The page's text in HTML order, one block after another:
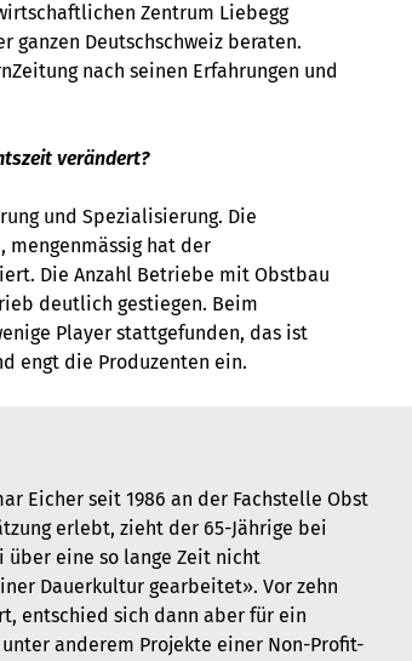
Zentrum Liebegg
ganzen Deutschschweiz beraten.
nach seinen Erfahrungen und
verändert?
und Spezialisierung. Die
mengenmässig hat der
Die Anzahl Betriebe mit Obstbau
deutlich gestiegen. Beim
Player stattgefunden, das ist
engt die Produzenten ein.
Eicher seit 1986 an der Fachstelle Obst
erlebt, zieht der 65-Jährige bei
über eine so lange Zeit nicht
Dauerkultur gearbeitet». Vor zehn
entschied sich dann aber für ein
anderem Projekte einer Non-Profit-